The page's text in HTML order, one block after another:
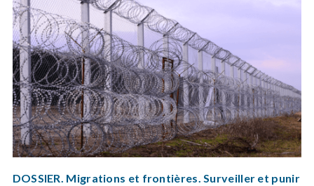
DOSSIER. Migrations et frontières. Surveiller et punir